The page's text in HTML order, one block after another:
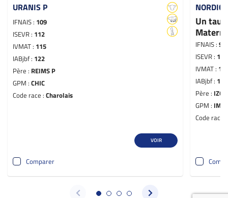
URANIS P
IFNAIS : 109
ISEVR : 112
IVMAT : 115
IABjbf : 122
Père : REIMS P
GPM : CHIC
Code race : Charolais
VOIR
Comparer
NORDIC
Un
IFNAIS :95
ISEVR : 117
IVMAT :
IABjbf : 129
Père :
GPM :
Code race